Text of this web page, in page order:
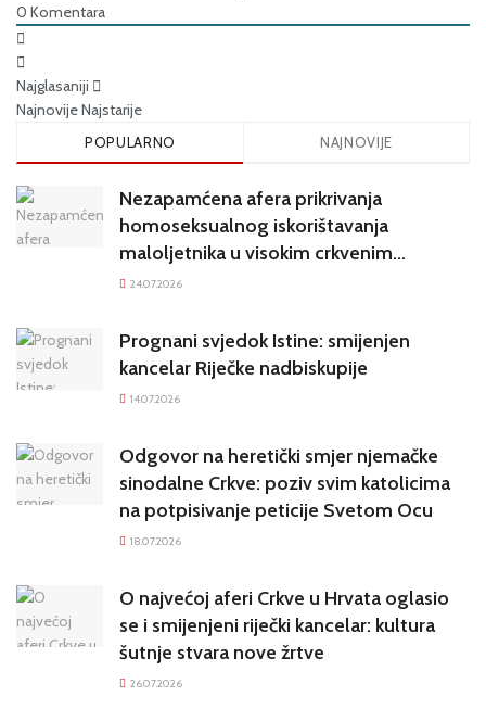
0 Komentara
Najglasaniji
NajnovijeNajstarije
POPULARNO NAJNOVIJE
Nezapamćena afera prikrivanja
homoseksualnog iskorištavanja
maloljetnika u visokim crkvenim
krugovima potresa Hrvatsku
24.07.2026
Prognani svjedok Istine: smijenjen
kancelar Riječke nadbiskupije
14.07.2026
Odgovor na heretički smjer njemačke
sinodalne Crkve: poziv svim katolicima
na potpisivanje peticije Svetom Ocu
18.07.2026
O najvećoj aferi Crkve u Hrvata oglasio
se i smijenjeni riječki kancelar: kultura
šutnje stvara nove žrtve
26.07.2026